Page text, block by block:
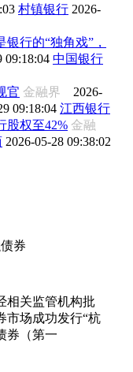
村镇银行 2026-
行的“独角戏”，
09:18:04 中国银行
官 金融界 2026-
09:18:04 江西银行
股权至42% 金融
2026-05-28 09:38:02
券
相关监管机构批
市场成功发行“杭
券（第一